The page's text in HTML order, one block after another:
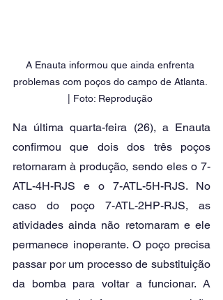
A Enauta informou que ainda enfrenta
problemas com poços do campo de Atlanta.
| Foto: Reprodução
Na última quarta-feira (26), a Enauta
confirmou que dois dos três poços
retornaram à produção, sendo eles o 7-
ATL-4H-RJS e o 7-ATL-5H-RJS. No
caso do poço 7-ATL-2HP-RJS, as
atividades ainda não retornaram e ele
permanece inoperante. O poço precisa
passar por um processo de substituição
da bomba para voltar a funcionar. A